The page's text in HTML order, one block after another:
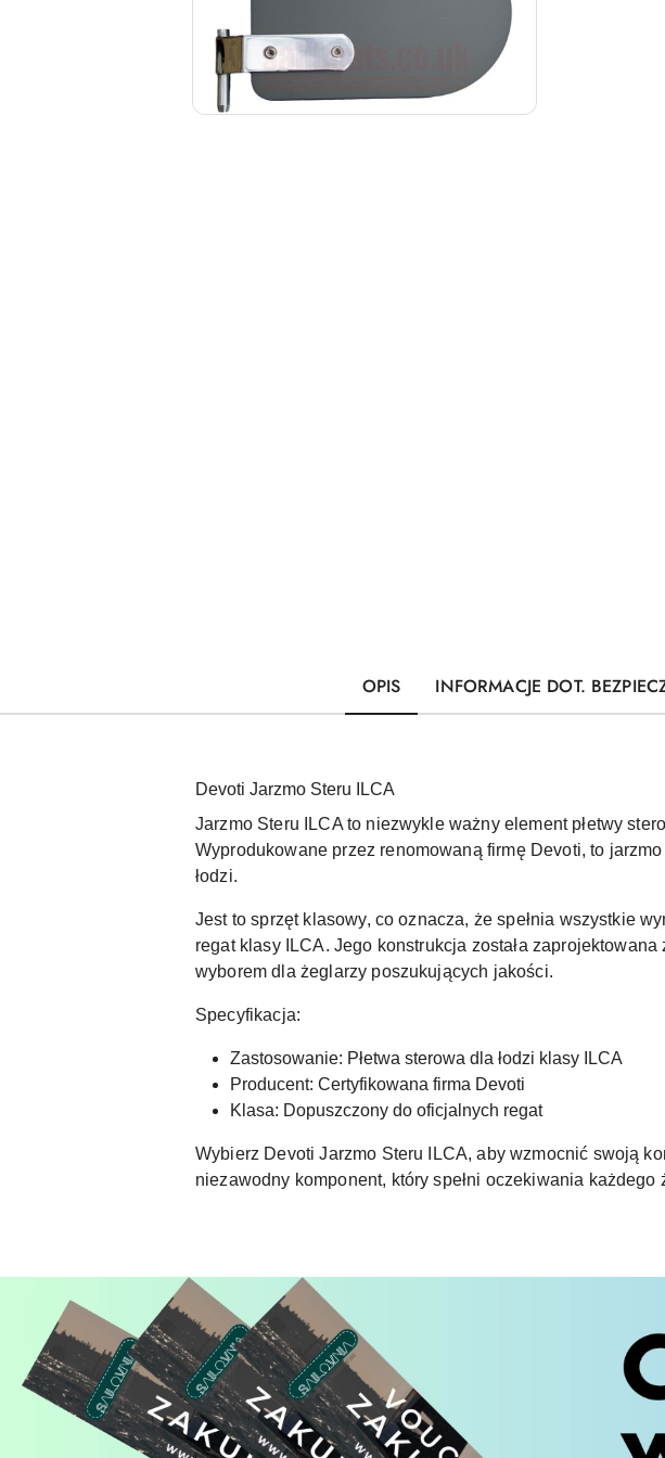
OPIS INFORMACJE DOT.
Devoti Jarzmo Steru ILCA
Jarzmo Steru ILCA to niezwykle ważny element płetwy
Wyprodukowane przez renomowaną firmę Devoti, to
łodzi.
Jest to sprzęt klasowy, co oznacza, że spełnia wszystkie
regat klasy ILCA. Jego konstrukcja została
wyborem dla żeglarzy poszukujących jakości.
Specyfikacja:
Zastosowanie: Płetwa sterowa dla łodzi klasy ILCA
Producent: Certyfikowana firma Devoti
Klasa: Dopuszczony do oficjalnych regat
Wybierz Devoti Jarzmo Steru ILCA, aby wzmocnić swoją
niezawodny komponent, który spełni oczekiwania każdego